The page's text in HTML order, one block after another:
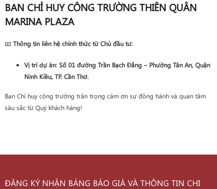
BAN CHỈ HUY CÔNG TRƯỜNG THIÊN QUÂN
MARINA PLAZA
📧 Thông tin liên hệ chính thức từ Chủ đầu tư:
Vị trí dự án: Số 01 đường Trần Bạch Đằng – Phường Tân An, Quận
Ninh Kiều, TP. Cần Thơ.
Ban Chỉ huy công trường trân trọng cảm ơn sự đồng hành và quan tâm
sâu sắc từ Quý khách hàng!
ĐĂNG KÝ NHẬN BẢNG BÁO GIÁ VÀ THÔNG TIN CHI